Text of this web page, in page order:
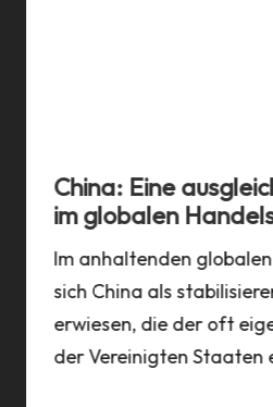
China: Eine
im globalen
Im anhaltenden
sich China als
erwiesen, die der oft
der Vereinigten Staaten